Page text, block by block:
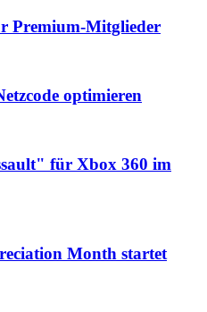
Premium-Mitglieder
optimieren
für Xbox 360 im
Month startet